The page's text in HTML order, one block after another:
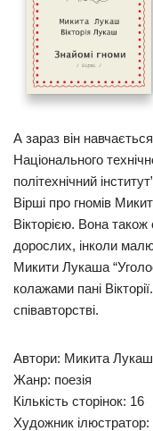
А зараз він
Національного
політехнічний
Вірші про гномів
Вікторією. Вона також
дорослих, інколи
Микити Лукаша
колажами пані
співавторстві.
Автори: Микита
Жанр: поезія
Кількість сторінок: 16
Художник